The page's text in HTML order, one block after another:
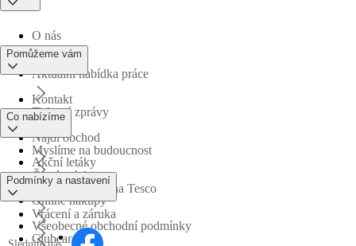
O nás
Aktuální nabídka práce
Tiskové zprávy
Myslíme na budoucnost
Obchodní skupina Tesco
Pomůžeme vám
Kontakt
Najdi obchod
Časté otázky
Vrácení a záruka
Co nabízíme
Akční letáky
Online nákupy
Clubcard
Podmínky a nastavení
Všeobecné obchodní podmínky